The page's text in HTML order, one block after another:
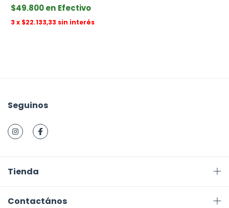
$49.800 Efectivo
3 x $22.133,33 sin interés
Seguinos
Tienda
Contactános